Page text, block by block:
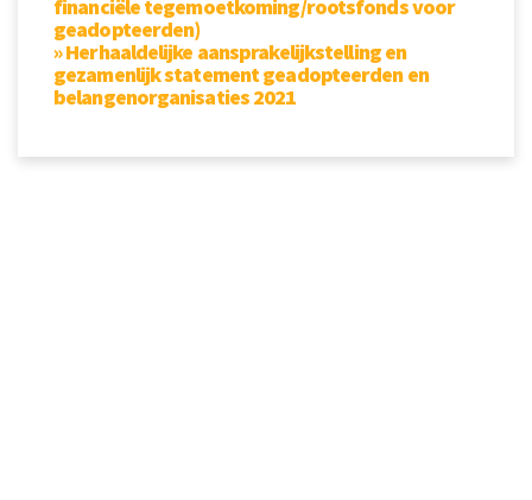
financiële tegemoetkoming/rootsfonds voor
geadopteerden)
» Herhaaldelijke aansprakelijkstelling en
gezamenlijk statement geadopteerden en
belangenorganisaties 2021